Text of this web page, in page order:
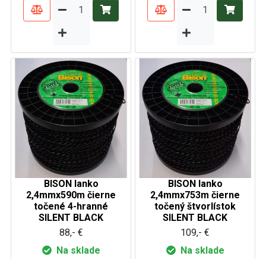
BISON lanko
2,4mmx590m čierne
točené 4-hranné
SILENT BLACK
88,- €
Na sklade
BISON lanko
2,4mmx753m čierne
točený štvorlístok
SILENT BLACK
109,- €
Na sklade